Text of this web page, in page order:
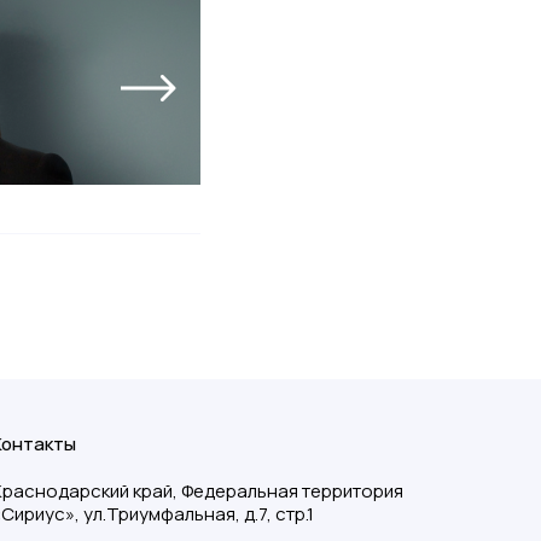
край, Федеральная территория
ул.Триумфальная, д.7, стр.1